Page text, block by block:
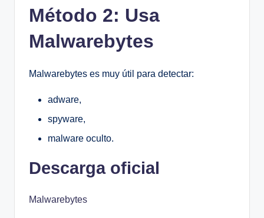
Método 2: Usa
Malwarebytes
Malwarebytes es muy útil para detectar:
adware,
spyware,
malware oculto.
Descarga oficial
Malwarebytes